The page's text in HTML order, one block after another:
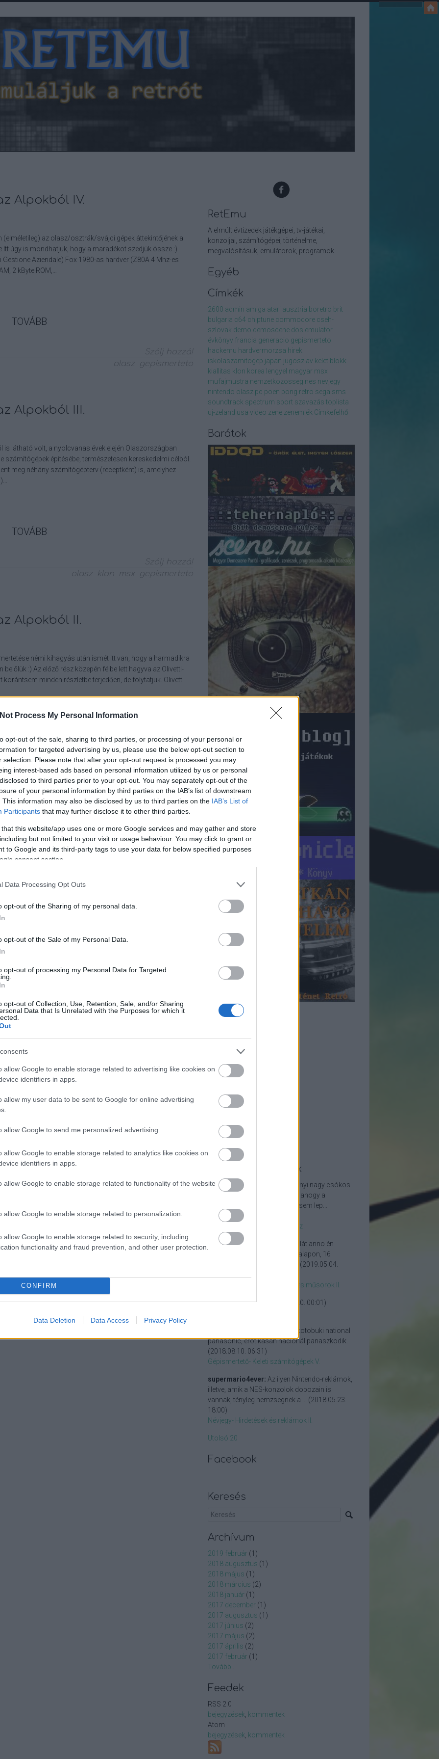
Process My Personal Information
opt-out of the sale, sharing to third parties, or processing of your personal or
for targeted advertising by us, please use the below opt-out section to
selection. Please note that after your opt-out request is processed you may
interest-based ads based on personal information utilized by us or personal
to third parties prior to your opt-out. You may separately opt-out of the
of your personal information by third parties on the IAB’s list of downstream
This information may also be disclosed by us to third parties on the IAB’s List of
Participants that may further disclose it to other third parties.
that this website/app uses one or more Google services and may gather and store
but not limited to your visit or usage behaviour. You may click to grant or
to Google and its third-party tags to use your data for below specified purposes
consent section.
Data Processing Opt Outs
opt-out of the Sharing of my personal data.
opt-out of the Sale of my Personal Data.
opt-out of processing my Personal Data for Targeted
opt-out of Collection, Use, Retention, Sale, and/or Sharing
Data that Is Unrelated with the Purposes for which it
allow Google to enable storage related to advertising like cookies on
identifiers in apps.
allow my user data to be sent to Google for online advertising
allow Google to send me personalized advertising.
allow Google to enable storage related to analytics like cookies on
identifiers in apps.
allow Google to enable storage related to functionality of the website
allow Google to enable storage related to personalization.
allow Google to enable storage related to security, including
functionality and fraud prevention, and other user protection.
CONFIRM
Data Deletion Data Access Privacy Policy
Alpokból IV.
(elméletileg) az olasz/osztrák/svájci gépek áttekintőjének a
úgy is mondhatjuk, hogy a maradékot szedjük össze :)
Gestione Aziendale) Fox 1980-as hardver (Z80A 4 Mhz-es
2 kByte ROM,…
TOVÁBB
Szólj hozzá!
olasz
gepismerteto
Alpokból III.
is látható volt, a nyolcvanas évek elején Olaszországban
számítógépek építésébe, természetesen kereskedelmi célból.
meg néhány számítógépterv (receptként) is, amelyhez
TOVÁBB
Szólj hozzá!
olasz
klon msx gepismerteto
Alpokból II.
némi kihagyás után ismét itt van, hogy a harmadikra
:) Az előző rész közepén félbe lett hagyva az Olivetti-
minden részletbe terjedően, de folytatjuk. Olivetti
TOVÁBB
2komment
olasz gepismerteto
Alpokból I.
hogy nem minden ország (vagyis az Alpokkal
Ugye ide tartozna még Németország (keleti blokkos
RetEmu
A elmúlt évtizedek játékgépei, tv-játékai,
konzoljai, számítógépei, történelme,
megvalósításuk, emulátorok, programok.
Egyéb
Címkék
2600 admin amiga atari ausztria boretro brit
bulgaria c64 chiptune commodore cseh-
szlovak demo demoscene dos emulator
évkönyv francia generacio gepismerteto
hackemu hardvermorzsa hirek
iskolaszamitogep japan jugoszlav keletiblokk
kiallitas klon korea lengyel magyar msx
mufajmustra nemzetkozosseg nes nevjegy
nintendo olasz pc poen pong retro sega sms
soundtrack spectrum sport szavazás toplista
uj-zeland usa video zene zenemlék Címkefelhő
Barátok
Kategóriák
Gépismertető
Hackemu
Hardvermorzsák
Klónsereg
Műfajmustra
Poén
Toplista
Zenemlék
Utolsó kommentek
Nyaldmegamakkom:
Ez a Rényi nagy csókos
lehetett a fejes komcsiknál, én ahogy a
mesékben lenni szokott azon sem lep...
2025.11.25. 12:23
Névjegy- Magyar játékok II. rész
KékFény6:A PC ABC weboldalát anno én
készítettem teljesen önkéntes alapon, 16
(2019.05.04.
Névjegy- Magyar számítógépes műsorok II.
:Köszi a munkád!!! 2019.02.20. 00:01 )
matsushita-kotobuki national
panasonic, erotikásan nacionál panaszkodik.
(2018.08.10. 06:31 )
Gépismertető- Keleti számítógépek V.
supermario4ever: Az ilyen Nintendo-reklámok,
illetve, amik a NES-konzolok dobozain is
vannak, tényleg hemzsegnek a ... (2018.05.23.
18:00)
Névjegy- Hirdetések és reklámok II.
Utolsó 20
Facebook
Keresés
Archívum
2019 február (1 )
2018 augusztus (1 )
2018 május (1 )
2018 március (2)
2018 január (1 )
2017 december (1 )
2017 augusztus (1 )
2017 június (2)
2017 május (2)
2017 április (2)
2017 február (1 )
Tovább
Feedek
RSS 2.0
bejegyzések kommentek
Atom
bejegyzések kommentek